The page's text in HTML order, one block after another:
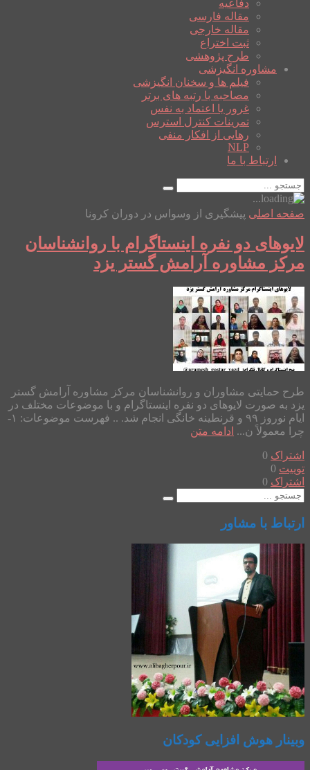
دفاعیه
مقاله فارسی
مقاله خارجی
ثبت اختراع
طرح پژوهشی
مشاوره انگیزشی
فیلم ها و سخنان انگیزشی
مصاحبه با رتبه های برتر
غرور یا اعتماد به نفس
تمرینات کنترل استرس
رهایی از افکار منفی
NLP
ارتباط با ما
صفحه اصلی پیشگیری از وسواس در دوران کرونا
لایوهای دو نفره اینستاگرام با روانشناسان
مرکز مشاوره آرامش گستر یزد
طرح حمایتی مشاوران و روانشناسان مرکز مشاوره آرامش گستر
یزد به صورت لایوهای دو نفره اینستاگرام و با موضوعات مختلف در
ایام نوروز ۹۹ و قرنطینه خانگی انجام شد. .. فهرست موضوعات: ۱-
چرا معمولاً ن... ادامه متن
اشتراک 0
توییت 0
اشتراک 0
ارتباط با مشاور
وبینار هوش افزایی کودکان